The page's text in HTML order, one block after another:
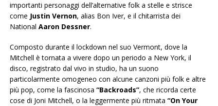
importanti personaggi dell’alternative folk a stelle e strisce
come Justin Vernon, alias Bon Iver, e il chitarrista dei
National Aaron Dessner.
Composto durante il lockdown nel suo Vermont, dove la
Mitchell è tornata a vivere dopo un periodo a New York, il
disco, registrato dal vivo in studio, ha un suono
particolarmente omogeneo con alcune canzoni più folk e altre
più pop, come la fascinosa “Backroads”, che ricorda certe
cose di Joni Mitchell, o la leggermente più ritmata “On Your